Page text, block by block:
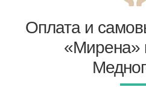
Оплата и
«Мирена»